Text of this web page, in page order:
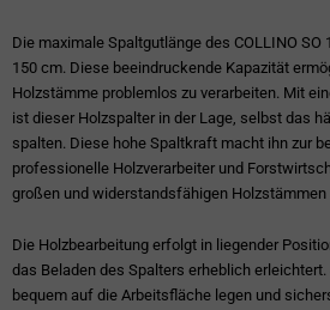
Die maximale Spaltgutlänge des COLLINO SO
150 cm. Diese beeindruckende Kapazität
Holzstämme problemlos zu verarbeiten. Mit
ist dieser Holzspalter in der Lage, selbst das
spalten. Diese hohe Spaltkraft macht ihn zur
professionelle Holzverarbeiter und
großen und widerstandsfähigen Holzstämmen
Die Holzbearbeitung erfolgt in liegender
das Beladen des Spalters erheblich
bequem auf die Arbeitsfläche legen und